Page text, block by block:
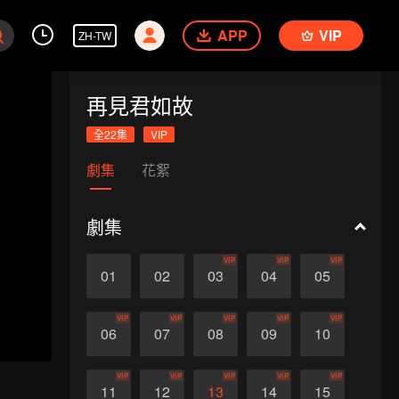
ZH-TW APP VIP
再見君如故
全22集 VIP
劇集 花絮
劇集
01 02 03
VIP
04
VIP
05
VIP
06
VIP
07
VIP
08
VIP
09
VIP
10
VIP
11
VIP
12
VIP
13
VIP
14
VIP
15
VIP